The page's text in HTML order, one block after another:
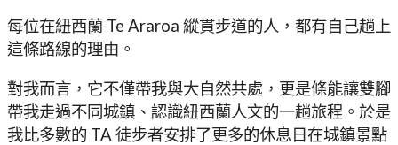
每位在紐西蘭 Te Araroa 縱貫步道的人，都有自己趟上
這條路線的理由。
對我而言，它不僅帶我與大自然共處，更是條能讓雙腳
帶我走過不同城鎮、認識紐西蘭人文的一趟旅程。於是
我比多數的 TA 徒步者安排了更多的休息日在城鎮景點